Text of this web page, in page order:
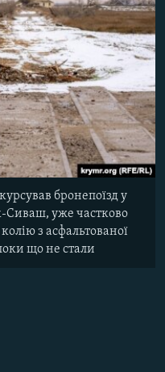
бронепоїзд у
Сиваш, уже частково
з асфальтованої
що не стали